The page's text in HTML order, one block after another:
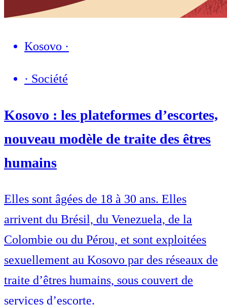
Kosovo ·
· Société
Kosovo : les plateformes d’escortes,
nouveau modèle de traite des êtres
humains
Elles sont âgées de 18 à 30 ans. Elles
arrivent du Brésil, du Venezuela, de la
Colombie ou du Pérou, et sont exploitées
sexuellement au Kosovo par des réseaux de
traite d’êtres humains, sous couvert de
services d’escorte.